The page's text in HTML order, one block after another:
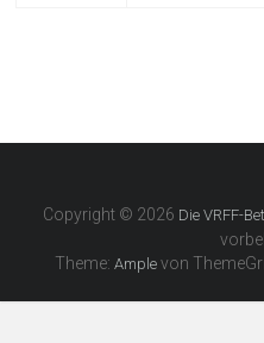
Copyright © 2026 Die VRFF-
Theme:Ample von